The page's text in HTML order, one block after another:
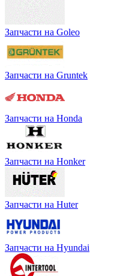
Запчасти на Goleo
Запчасти на Gruntek
Запчасти на Honda
Запчасти на Honker
Запчасти на Huter
Запчасти на Hyundai